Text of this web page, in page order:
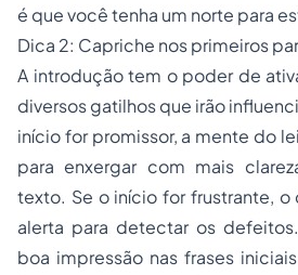
é que você tenha um norte para
Dica 2: Capriche nos primeiros
A introdução tem o poder de
diversos gatilhos que irão
início for promissor, a mente do
para enxergar com mais
texto. Se o início for frustrante, o
alerta para detectar os
boa impressão nas frases